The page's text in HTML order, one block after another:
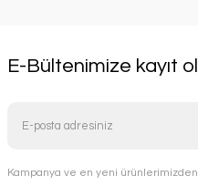
E-Bültenimize kayıt
Kampanya ve en yeni